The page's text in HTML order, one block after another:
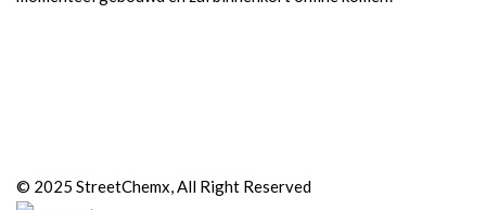
© 2025 StreetChemx, All Right Reserved